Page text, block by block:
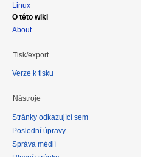
Linux
O této wiki
About
Tisk/export
Verze k tisku
Nástroje
Stránky odkazující sem
Poslední úpravy
Správa médií